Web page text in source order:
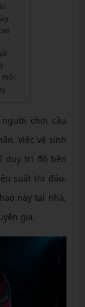
chơi cầu
Việc vệ sinh
duy trì độ bền
suất thi đấu.
này tại nhà,
gia.